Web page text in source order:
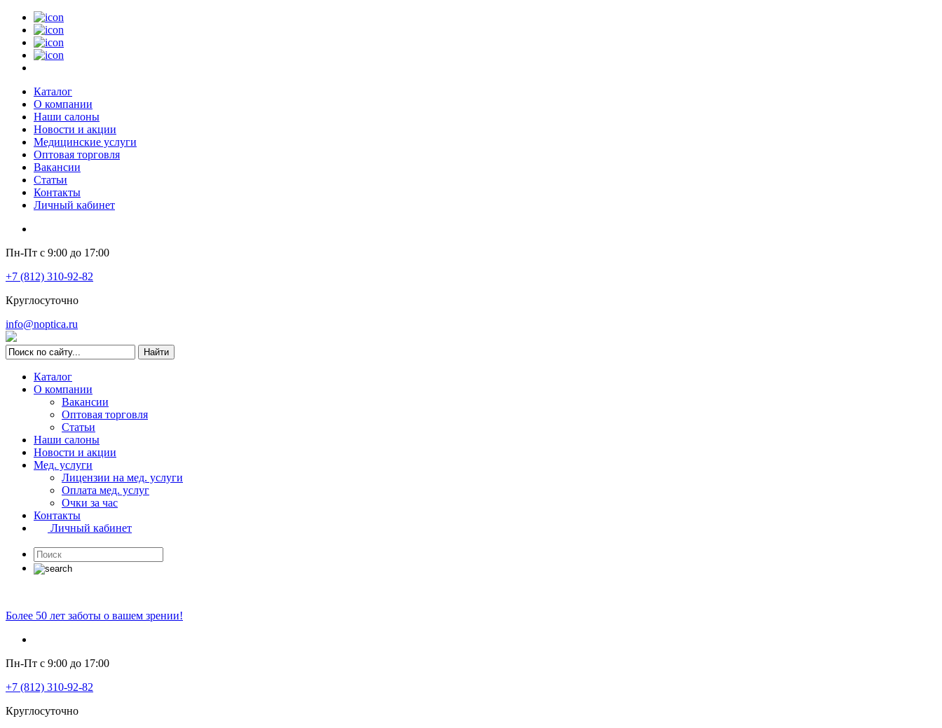
Каталог
О компании
Наши салоны
Новости и акции
Медицинские услуги
Оптовая торговля
Вакансии
Статьи
Контакты
Личный кабинет
Пн-Пт с 9:00 до 17:00
+7 (812) 310-92-82
Круглосуточно
info@noptica.ru
Каталог
О компании
Вакансии
Оптовая торговля
Статьи
Наши салоны
Новости и акции
Мед. услуги
Лицензии на мед. услуги
Оплата мед. услуг
Очки за час
Контакты
Личный кабинет
Более 50 лет заботы о вашем зрении!
Пн-Пт с 9:00 до 17:00
+7 (812) 310-92-82
Круглосуточно